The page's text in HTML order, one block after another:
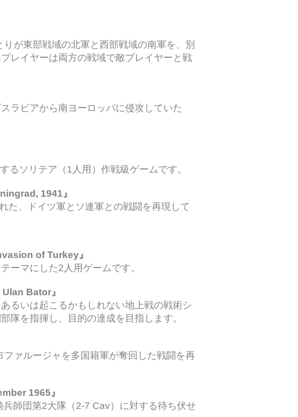
が東部戦域の北軍と西部戦域の南軍を、別
レイヤーは両方の戦域で敵プレイヤーと戦
ラビアから南ヨーロッパに侵攻していた
るソリテア（1人用）作戦級ゲームです。
1941』
た、ドイツ軍とソ連軍との戦闘を再現して
of Turkey』
ーマにした2人用ゲームです。
Bator』
るいは起こるかもしれない地上戦の戦術シ
隊を指揮し、目的の達成を目指します。
ァルージャを多国籍軍が奪回した戦闘を再
1965』
師団第2大隊（2-7 Cav）に対する待ち伏せ